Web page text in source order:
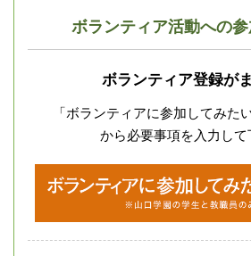
ボランティア活動への
ボランティア登録が
「ボランティアに参加してみた
から必要事項を入力して